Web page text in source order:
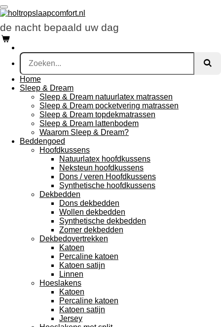
Ga
direct
naar
de
hoofdinhoud
de nacht bepaald uw dag
Home
Sleep & Dream
Sleep & Dream natuurlatex matrassen
Sleep & Dream pocketvering matrassen
Sleep & Dream topdekmatrassen
Sleep & Dream lattenbodem
Waarom Sleep & Dream?
Beddengoed
Hoofdkussens
Natuurlatex hoofdkussens
Neksteun hoofdkussens
Dons / veren Hoofdkussens
Synthetische hoofdkussens
Dekbedden
Dons dekbedden
Wollen dekbedden
Synthetische dekbedden
Zomer dekbedden
Dekbedovertrekken
Katoen
Percaline katoen
Katoen satijn
Linnen
Hoeslakens
Katoen
Percaline katoen
Katoen satijn
Jersey